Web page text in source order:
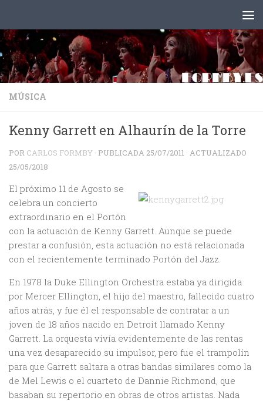
MÚSICA
Kenny Garrett en Alhaurín de la Torre
POR CARLOS FORMBY · PUBLICADA 25/07/2011 · ACTUALIZADO
25/05/2018
El próximo 11 de Agosto se
celebra un concierto
extraordinario en el Portón
con la actuación de Kenny Garrett. Aunque se puede
prestar a confusión, esta actuación no está relacionada
con el recientemente terminado Portón del Jazz.
En 1978 la Duke Ellington Orchestra estaba ya dirigida
por Mercer Ellington, el hijo del maestro, fallecido cuatro
años atrás, y fue él el responsable de contratar a un
joven de 18 años nacido en Detroit llamado Kenny
Garrett. La orquesta vivía evidentemente de las rentas
una vez desaparecido su impulsor, pero fue el trampolín
para que Garrett saltara a otras bandas similares como la
de Mel Lewis o el cuarteto de Dannie Richmond, que
basaban su repertorio en obras de otros artistas. Nada